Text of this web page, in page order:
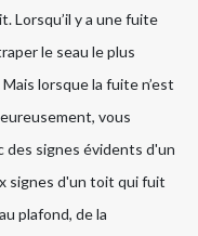
Lorsqu’il y a une fuite
le seau le plus
lorsque la fuite n’est
vous
signes évidents d'un
signes d'un toit qui fuit
plafond, de la